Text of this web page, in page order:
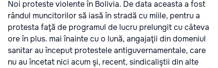
Noi proteste violente în Bolivia. De data aceasta a fost
rândul muncitorilor să iasă în stradă cu miile, pentru a
protesta faţă de programul de lucru prelungit cu câteva
ore în plus. mai înainte cu o lună, angajaţii din domeniul
sanitar au început protestele antiguvernamentale, care
nu au încetat nici acum şi, recent, sindicaliştii din alte